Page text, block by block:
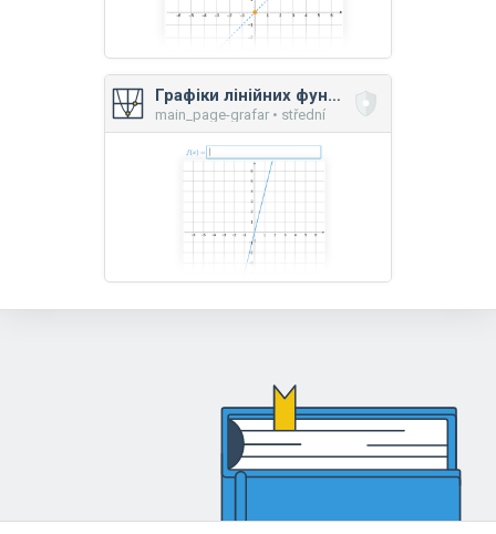
Графіки лінійних функцій
main_page-grafar • střední